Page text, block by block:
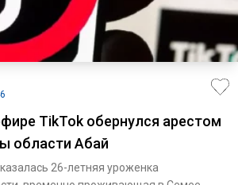
TikTok обернулся арестом
области Абай
26-летняя уроженка